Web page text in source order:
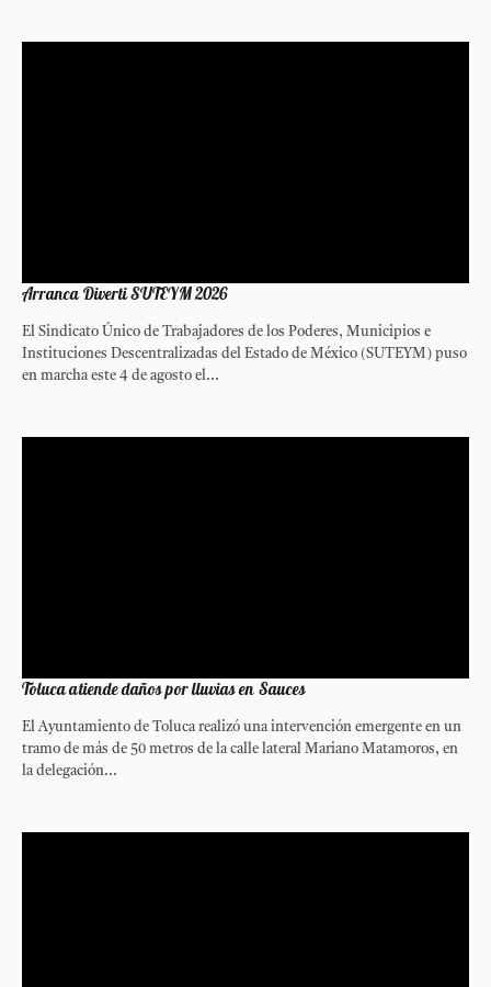
Arranca Diverti SUTEYM 2026
El Sindicato Único de Trabajadores de los Poderes, Municipios e
Instituciones Descentralizadas del Estado de México (SUTEYM) puso
en marcha este 4 de agosto el...
Toluca atiende daños por lluvias en Sauces
El Ayuntamiento de Toluca realizó una intervención emergente en un
tramo de más de 50 metros de la calle lateral Mariano Matamoros, en
la delegación...